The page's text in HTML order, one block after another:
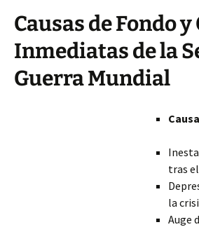
Causas de Fondo y
Inmediatas de la
Guerra Mundial
tras
la
Auge